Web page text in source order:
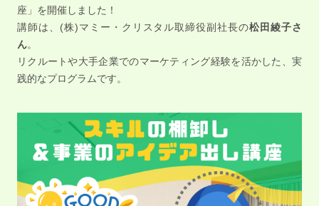
座」を開催しました！
講師は、(株)マミー・クリスタル取締役副社長の松田綾子さ
ん。
リクルートや大手企業でのマーケティング経験を活かした、実
践的なプログラムです。